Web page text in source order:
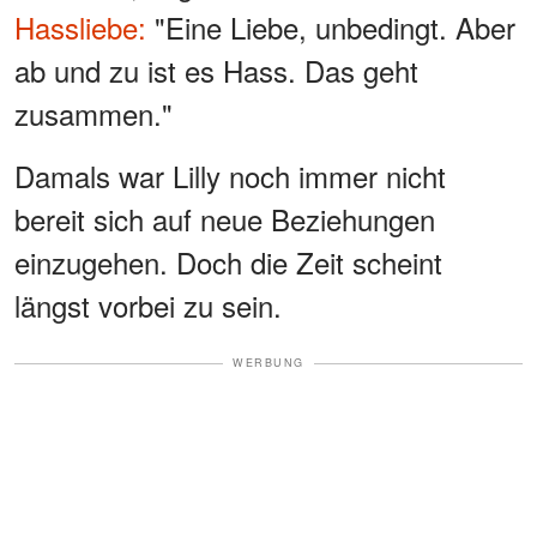
Hassliebe: "Eine Liebe, unbedingt. Aber
ab und zu ist es Hass. Das geht
zusammen."
Damals war Lilly noch immer nicht
bereit sich auf neue Beziehungen
einzugehen. Doch die Zeit scheint
längst vorbei zu sein.
WERBUNG